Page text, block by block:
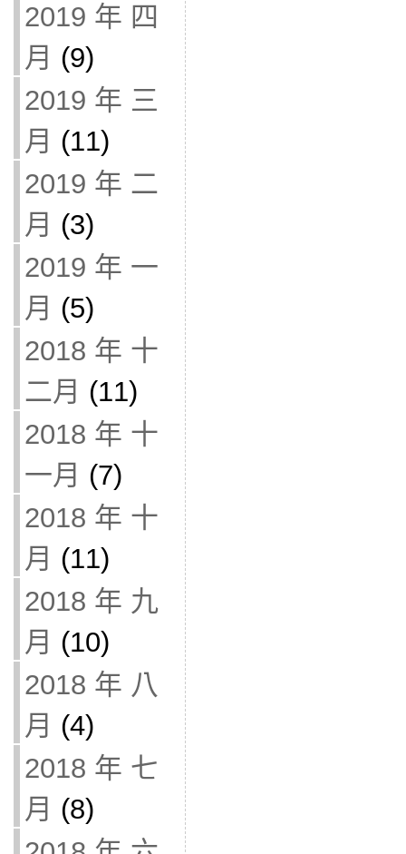
2019 年 四
月 (9)
2019 年 三
月 (11)
2019 年 二
月 (3)
2019 年 一
月 (5)
2018 年 十
二月 (11)
2018 年 十
一月 (7)
2018 年 十
月 (11)
2018 年 九
月 (10)
2018 年 八
月 (4)
2018 年 七
月 (8)